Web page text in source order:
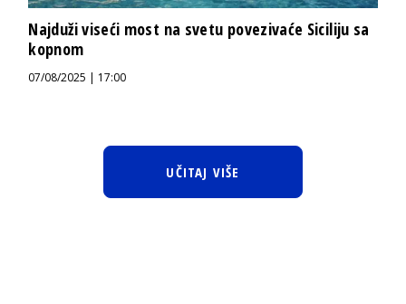
Najduži viseći most na svetu povezivaće Siciliju sa
kopnom
07/08/2025 | 17:00
UČITAJ VIŠE